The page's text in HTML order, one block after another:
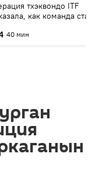
тхэквондо ITF
как команда
40 мин